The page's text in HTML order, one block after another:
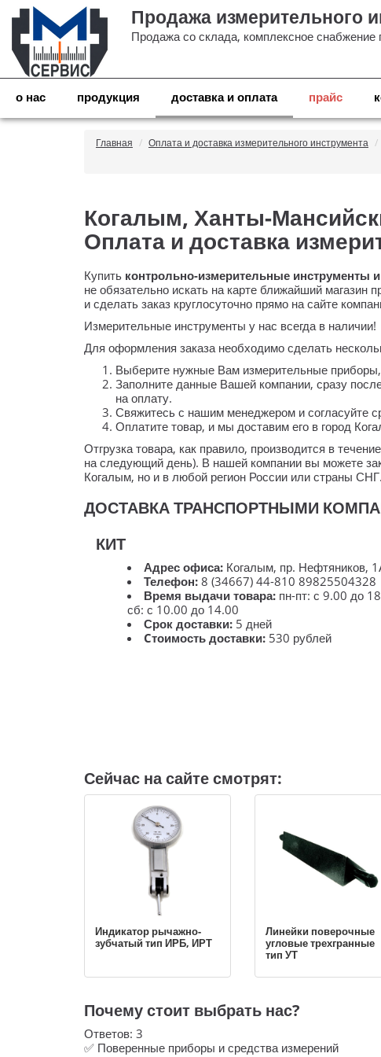
Продажа измерительного
Продажа со склада, комплексное снабжение
о нас продукция доставка и оплата прайс
Главная Оплата и доставка измерительного инструмента
Когалым, Ханты-
Оплата и доставка
Купить контрольно-измерительныеинструменты
не обязательно искать на карте ближайший
и сделать заказ круглосуточно прямо на сайте
Измерительные инструменты у нас всегда в наличии!
Для оформления заказа необходимо сделать
Выберите нужные Вам измерительные приборы,
Заполните данные Вашей компании, сразу
на оплату.
Свяжитесь с нашим менеджером и согласуйте
Оплатите товар, и мы доставим его в город
Отгрузка товара, как правило, производится в
на следующий день). В нашей компании вы можете
Когалым, но и в любой регион России или страны СНГ.
ДОСТАВКА ТРАНСПОРТНЫМИ
КИТ
Адрес офиса: Когалым, пр. Нефтяников,
Телефон: 8 (34667) 44-810 89825504328
Время выдачи товара: пн-пт: с 9.00 до
сб: с 10.00 до 14.00
Срок доставки: 5 дней
Cтоимость доставки: 530 рублей
Сейчас на сайте смотрят:
Индикатор рычажно-
зубчатый тип ИРБ, ИРТ
Линейки поверочные
угловые трехгранные
тип УТ
Почему стоит выбрать нас?
Ответов: 3
✅ Поверенные приборы и средства измерений